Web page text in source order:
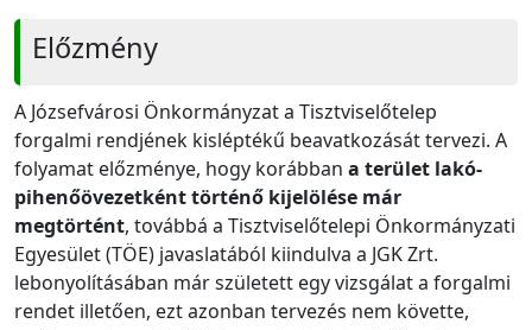
Előzmény
A Józsefvárosi Önkormányzat a Tisztviselőtelep
forgalmi rendjének kisléptékű beavatkozását tervezi. A
folyamat előzménye, hogy korábban a terület lakó-
pihenőövezetként történő kijelölése már
megtörtént, továbbá a Tisztviselőtelepi Önkormányzati
Egyesület (TÖE) javaslatából kiindulva a JGK Zrt.
lebonyolításában már született egy vizsgálat a forgalmi
rendet illetően, ezt azonban tervezés nem követte,